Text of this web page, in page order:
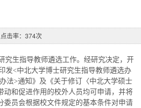
率： 374次
生指导教师遴选工作。经研究决定，开
发<中北大学博士研究生指导教师遴选办
法>通知》及《关于修订〈中北大学硕士
和促进作用的校外人员均可申请，并将
员会根据校文件规定的基本条件对申请